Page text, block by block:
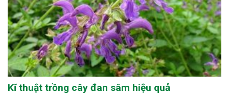
Kĩ thuật trồng cây đan sâm hiệu quả